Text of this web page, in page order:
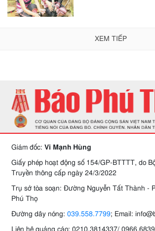
XEM TIẾP
Giám đốc: Vi Mạnh Hùng
Giấy phép hoạt động số 154/GP-BTTTT, do
Truyền thông cấp ngày 24/3/2022
Trụ sở tòa soạn: Đường Nguyễn Tất Thành -
Phú Thọ
Đường dây nóng: 039.558.7799; Email:
Liên hệ quảng cáo: 0210.3814337/